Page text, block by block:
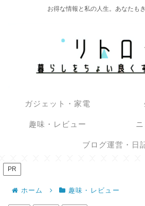
お得な情報と私の人生。あなたも
ガジェット・家電
趣味・レビュー
ブログ運営・日
PR
ホーム 趣味・レビュー